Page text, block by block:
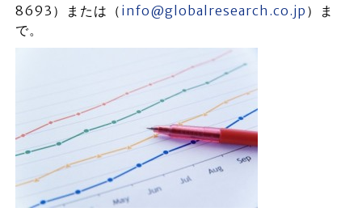
8693）または（ info@globalresearch.co.jp ）ま
で。